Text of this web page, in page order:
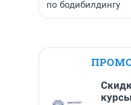
по бодибилдингу
курсы